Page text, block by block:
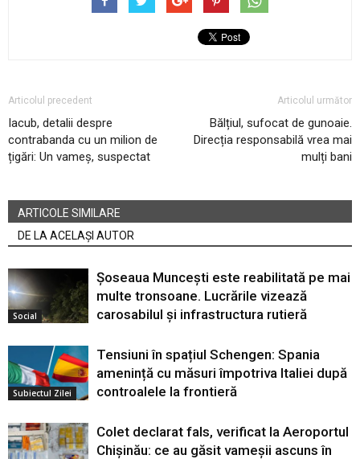
Articolul precedent
Iacub, detalii despre
contrabanda cu un milion de
țigări: Un vameș, suspectat
Articolul următor
Bălțiul, sufocat de gunoaie.
Direcția responsabilă vrea mai
mulți bani
ARTICOLE SIMILARE
DE LA ACELAȘI AUTOR
Social
Șoseaua Muncești este reabilitată pe mai
multe tronsoane. Lucrările vizează
carosabilul și infrastructura rutieră
Subiectul Zilei
Tensiuni în spațiul Schengen: Spania
amenință cu măsuri împotriva Italiei după
controalele la frontieră
Colet declarat fals, verificat la Aeroportul
Chișinău: ce au găsit vameșii ascuns în